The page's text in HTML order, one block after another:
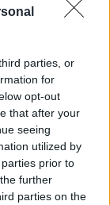
parties, or
for
opt-out
that after your
seeing
utilized by
prior to
further
parties on the
fette non